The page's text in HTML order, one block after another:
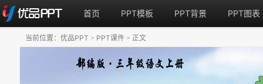
首页 PPT模板 PPT背景 PPT图表
当前位置： 优品PPT > PPT课件 > 正文